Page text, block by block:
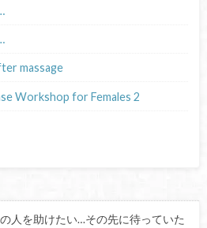
massage
Workshop for Females 2
人を助けたい…その先に待っていた